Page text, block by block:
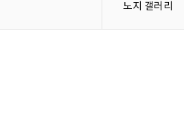
노지 갤러리